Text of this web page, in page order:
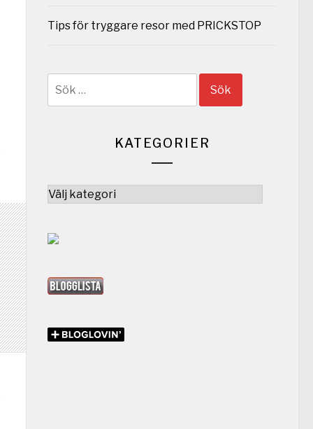
Tips för tryggare resor med PRICKSTOP
KATEGORIER
Kategorier